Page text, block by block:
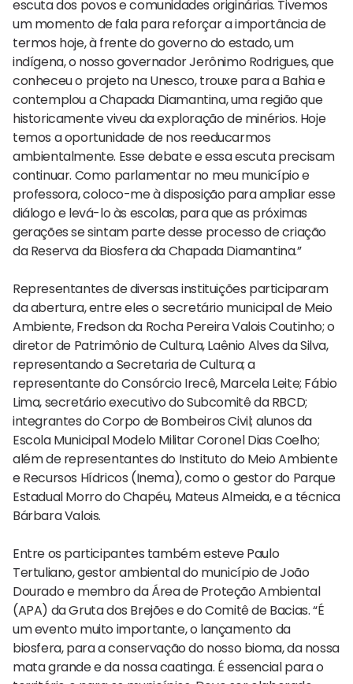
escuta dos povos e comunidades originárias. Tivemos
um momento de fala para reforçar a importância de
termos hoje, à frente do governo do estado, um
indígena, o nosso governador Jerônimo Rodrigues, que
conheceu o projeto na Unesco, trouxe para a Bahia e
contemplou a Chapada Diamantina, uma região que
historicamente viveu da exploração de minérios. Hoje
temos a oportunidade de nos reeducarmos
ambientalmente. Esse debate e essa escuta precisam
continuar. Como parlamentar no meu município e
professora, coloco-me à disposição para ampliar esse
diálogo e levá-lo às escolas, para que as próximas
gerações se sintam parte desse processo de criação
da Reserva da Biosfera da Chapada Diamantina.”
Representantes de diversas instituições participaram
da abertura, entre eles o secretário municipal de Meio
Ambiente, Fredson da Rocha Pereira Valois Coutinho; o
diretor de Patrimônio de Cultura, Laênio Alves da Silva,
representando a Secretaria de Cultura; a
representante do Consórcio Irecê, Marcela Leite; Fábio
Lima, secretário executivo do Subcomitê da RBCD;
integrantes do Corpo de Bombeiros Civil; alunos da
Escola Municipal Modelo Militar Coronel Dias Coelho;
além de representantes do Instituto do Meio Ambiente
e Recursos Hídricos (Inema), como o gestor do Parque
Estadual Morro do Chapéu, Mateus Almeida, e a técnica
Bárbara Valois.
Entre os participantes também esteve Paulo
Tertuliano, gestor ambiental do município de João
Dourado e membro da Área de Proteção Ambiental
(APA) da Gruta dos Brejões e do Comitê de Bacias. “É
um evento muito importante, o lançamento da
biosfera, para a conservação do nosso bioma, da nossa
mata grande e da nossa caatinga. É essencial para o